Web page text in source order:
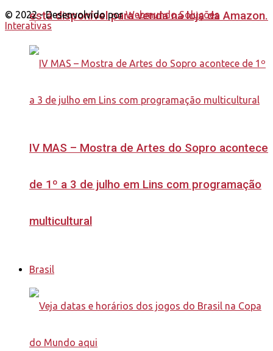
está disponível para venda na loja da Amazon.
IV MAS – Mostra de Artes do Sopro acontece
de 1º a 3 de julho em Lins com programação
multicultural
Brasil
© 2022 - Desenvolvido porWebmundo Soluções
Interativas